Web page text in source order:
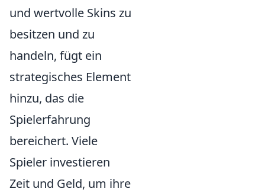
und wertvolle Skins zu
besitzen und zu
handeln, fügt ein
strategisches Element
hinzu, das die
Spielerfahrung
bereichert. Viele
Spieler investieren
Zeit und Geld, um ihre